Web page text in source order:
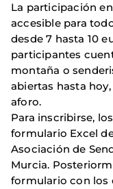
La participación
accesible para
desde 7 hasta 10
participantes
montaña o
abiertas hasta
aforo.
Para inscribirse,
formulario Excel
Asociación de
Murcia.
formulario con los